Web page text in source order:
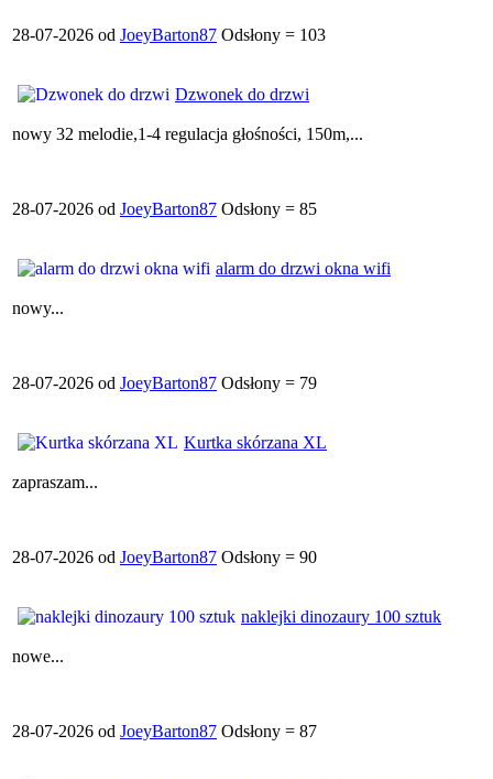
28-07-2026 od JoeyBarton87 Odsłony = 103
Dzwonek do drzwi
nowy 32 melodie,1-4 regulacja głośności, 150m,...
28-07-2026 od JoeyBarton87 Odsłony = 85
alarm do drzwi okna wifi
nowy...
28-07-2026 od JoeyBarton87 Odsłony = 79
Kurtka skórzana XL
zapraszam...
28-07-2026 od JoeyBarton87 Odsłony = 90
naklejki dinozaury 100 sztuk
nowe...
28-07-2026 od JoeyBarton87 Odsłony = 87